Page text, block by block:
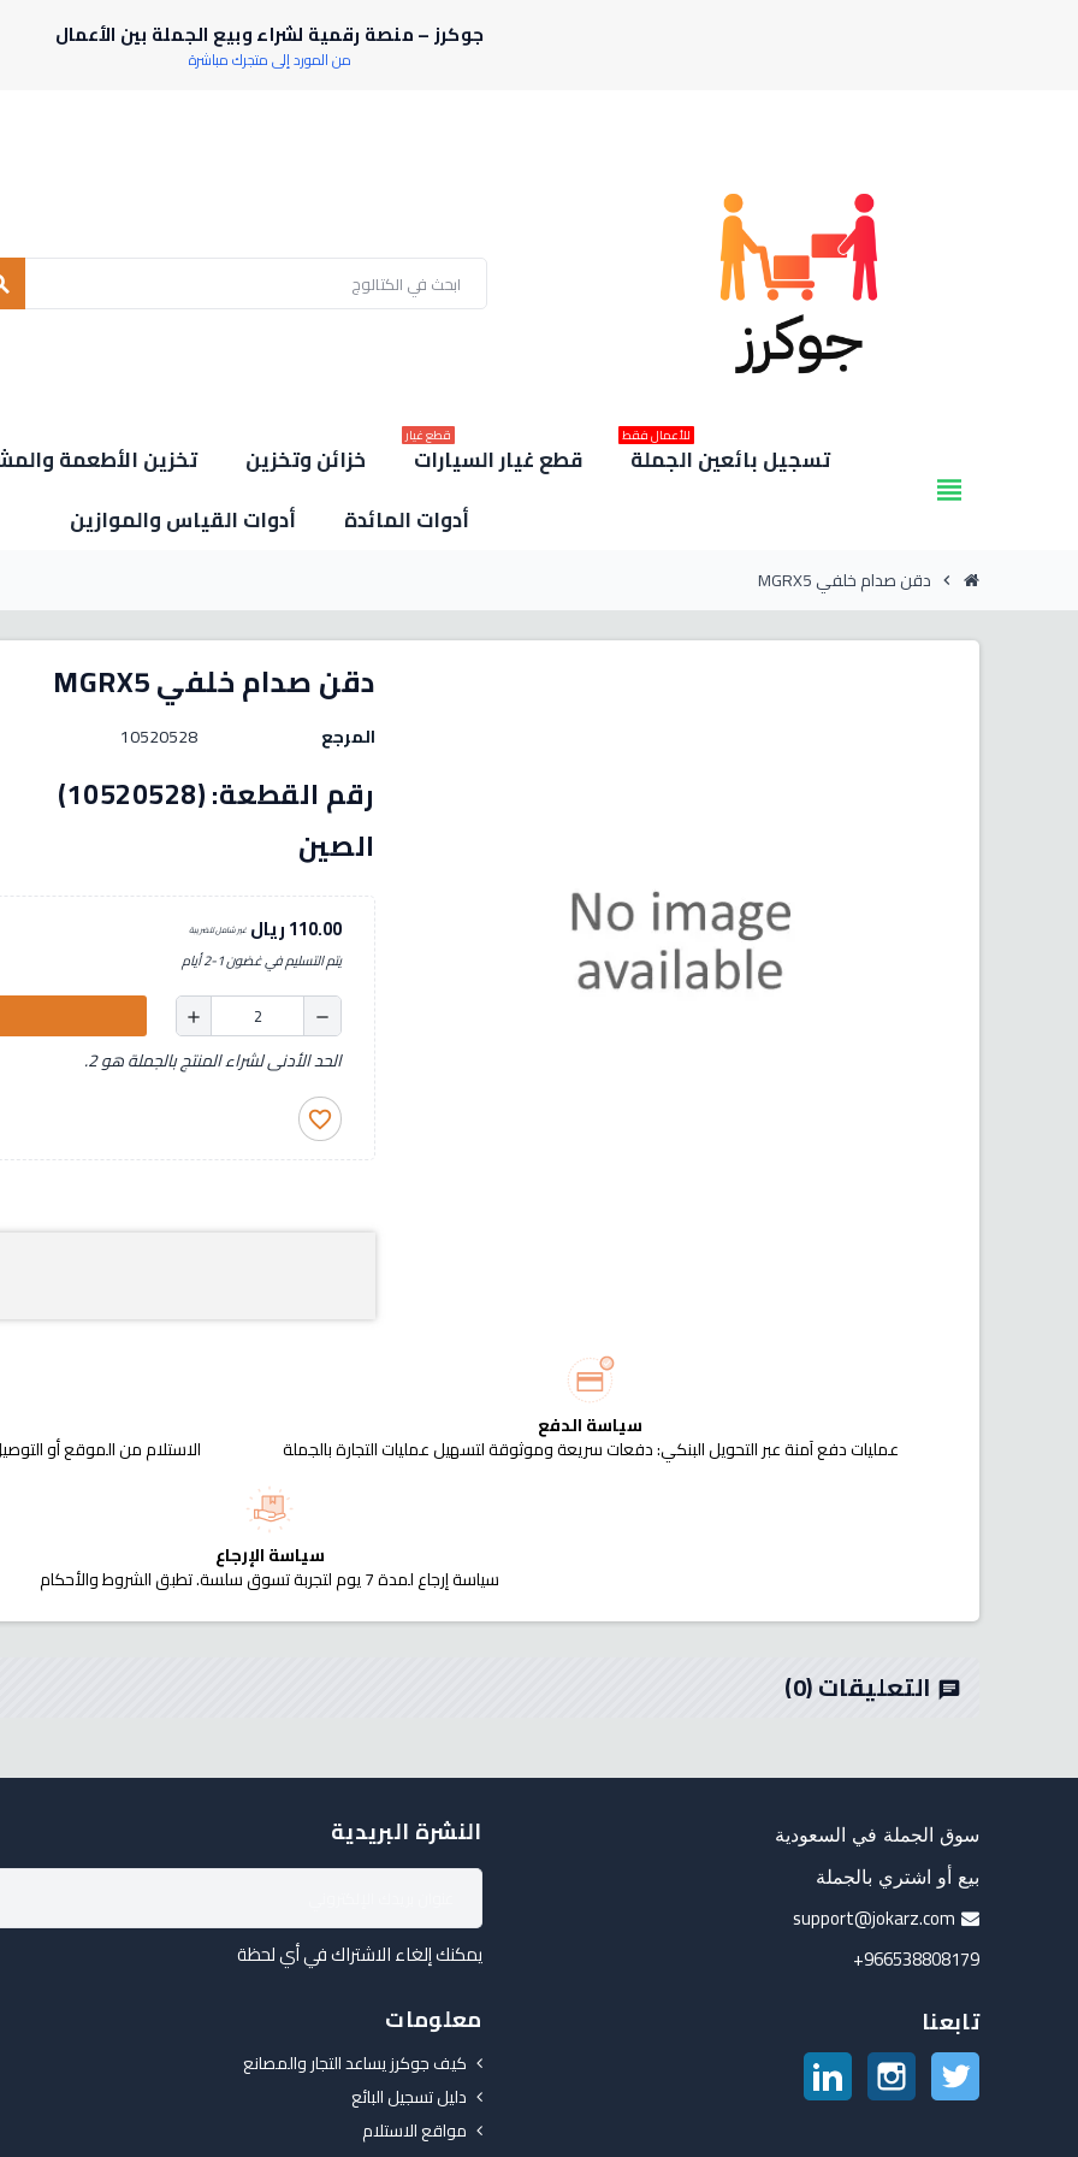
جوكرز – منصة رقمية لشراء وبيع الجملة بين الأعمال
من المورد إلى متجرك مباشرة
view_headline
تسجيل بائعين الجملة
للأعمال فقط
قطع غيار السيارات
قطع غيار
خزائن وتخزين تخزين الأطعمة
أدوات المائدة
أدوات القياس والموازين
chevron_right دقن صدام خلفي MGRX5
دقن صدام خلفي MGRX5
المرجع 10520528
رقم
الصين
110.00 ريال غير شامل للضريبة
يتم التسليم في غضون 1-2 أيام
remove
add
الحد الأدنى لشراء المنتج بالجملة هو 2.
favorite_border
سياسة الدفع
عمليات دفع آمنة عبر التحويل البنكي: دفعات سريعة وموثوقة لتسهيل عمليات التجارة بالجملة الاستلام من الموقع أو
سياسة الإرجاع
سياسة إرجاع لمدة 7 يوم لتجربة تسوق سلسة. تطبق الشروط والأحكام
chat التعليقات(0)
سوق الجملة في السعودية
بيع أو اشتري بالجملة
support@jokarz.com
966538808179+
تابعنا
تويتر انستغرام
النشرة البريدية
يمكنك إلغاء الاشتراك في أي لحظة
معلومات
كيف جوكرز يساعد التجار والمصانع
دليل تسجيل البائع
مواقع الاستلام